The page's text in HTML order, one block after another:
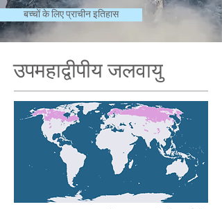
बच्चों के लिए प्राचीन इतिहास
उपमहाद्वीपीय जलवायु